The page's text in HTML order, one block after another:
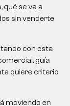
qué se va a
sin venderte
con esta
guía
quiere criterio
moviendo en